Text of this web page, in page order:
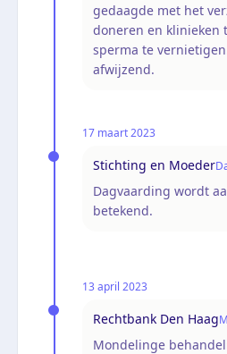
gedaagde met het
doneren en klinieken
sperma te
afwijzend.
17 maart 2023
Stichting en Moeder
Dagvaarding wordt
betekend.
13 april 2023
Rechtbank Den Haag
Mondelinge